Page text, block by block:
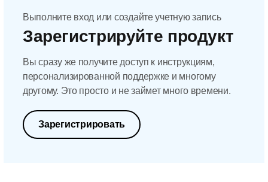
Выполните вход или создайте учетную запись
Зарегистрируйте продукт
Вы сразу же получите доступ к инструкциям,
персонализированной поддержке и многому
другому. Это просто и не займет много времени.
Зарегистрировать